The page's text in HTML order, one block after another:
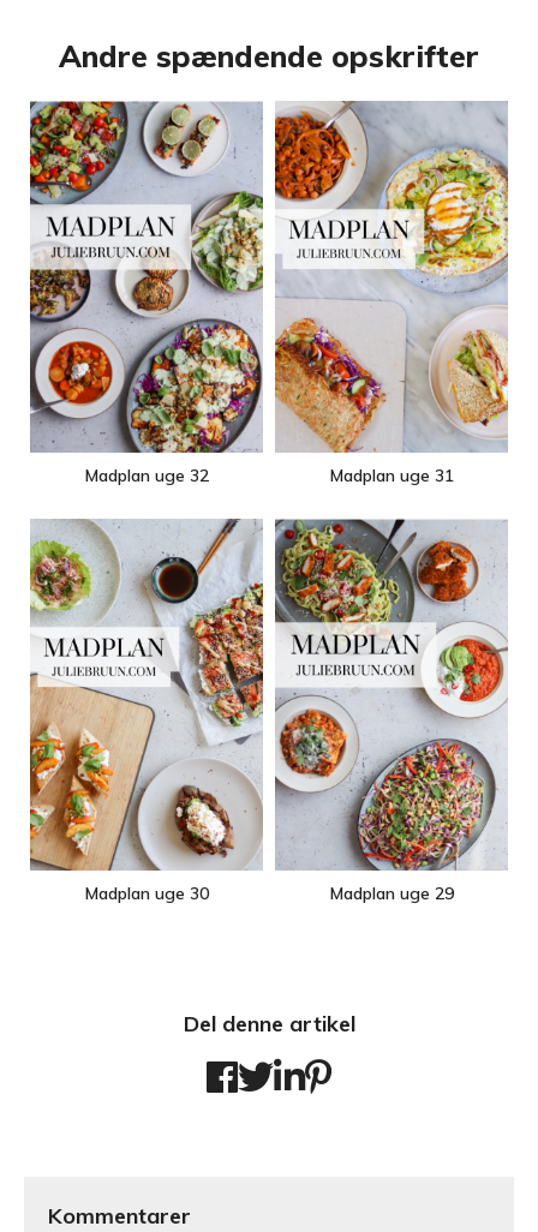
Andre spændende opskrifter
Madplan uge 32 Madplan uge 31
Madplan uge 30 Madplan uge 29
Del denne artikel
Kommentarer